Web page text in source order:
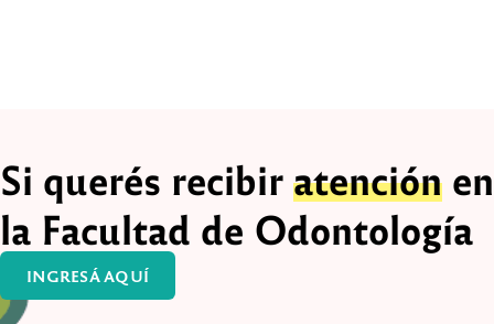
Si querés recibiratención en
la Facultad de Odontología
INGRESÁ AQUÍ